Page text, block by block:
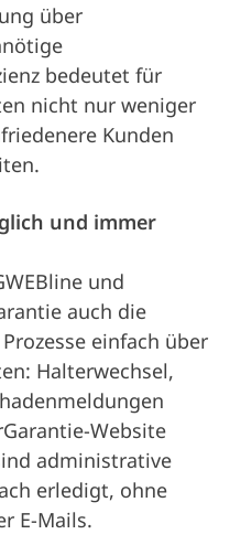
über
bedeutet für
nicht nur weniger
Kunden
und immer
und
auch die
einfach über
Halterwechsel,
Website
administrative
erledigt, ohne
E-Mails.